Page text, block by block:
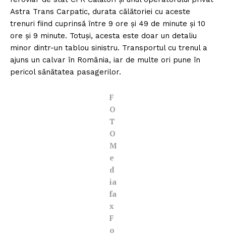
Astra Trans Carpatic, durata călătoriei cu aceste
trenuri fiind cuprinsă între 9 ore şi 49 de minute şi 10
ore şi 9 minute. Totuşi, acesta este doar un detaliu
minor dintr-un tablou sinistru. Transportul cu trenul a
ajuns un calvar în România, iar de multe ori pune în
pericol sănătatea pasagerilor.
F
O
T
O
M
e
d
ia
fa
x
F
o